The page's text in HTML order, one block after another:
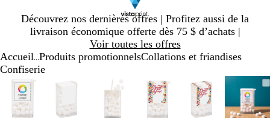
Découvrez nos dernières offres | Profitez aussi de la
livraison économique offerte dès 75 $ d’achats |
Voir toutes les offres
Diapositive
1
Accueil Produits promotionnelsCollations et friandises
Confiserie
Image
zoomable
Zoomé
à
minimum
Cliquez
pour
agrandir
Utilisez
les
touches
Image
zoomable
Zoomé
minimum
Cliquez
agrandir
Utilisez
touches
Image
zoomable
Zoomé
à
minimum
Cliquez
pour
agrandir
Utilisez
les
touches
Image
zoomable
Zoomé
à
minimum
Cliquez
pour
agrandir
Utilisez
les
touches
Image
zoomable
Zoomé
à
minimum
Cliquez
pour
agrandir
Utilisez
les
touches
à
pour
les
Diapositive